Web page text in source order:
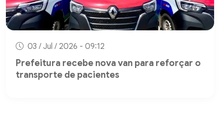
03 / Jul / 2026 - 09:12
Prefeitura recebe nova van para reforçar o
transporte de pacientes